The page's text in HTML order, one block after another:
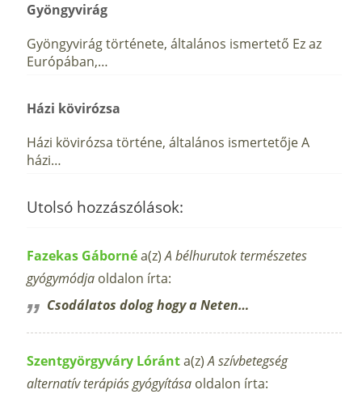
Gyöngyvirág
Gyöngyvirág története, általános ismertető Ez az
Európában,…
Házi kövirózsa
Házi kövirózsa történe, általános ismertetője A
házi…
Utolsó hozzászólások:
Fazekas Gábornéa(z)A bélhurutok természetes
gyógymódja oldalon írta:
Csodálatos dolog hogy a Neten…
Szentgyörgyváry Lóránta(z)A szívbetegség
alternatív terápiás gyógyítása oldalon írta: